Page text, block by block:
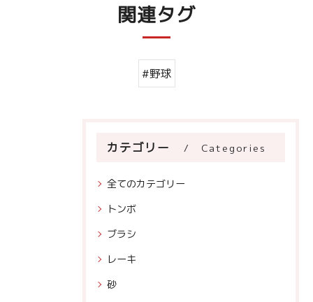
関連タグ
#野球
カテゴリー Categories
全てのカテゴリー
トンボ
ブラシ
レーキ
砂